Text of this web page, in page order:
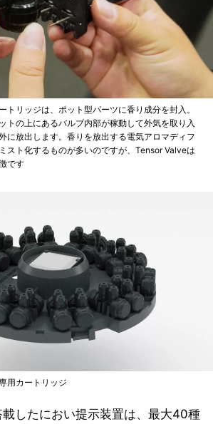
トリッジは、ポット型パーツに香り成分を封入。
トの上にあるバルブ内部が稼動して外気を取り入
に放出します。香りを放出する電気アロマディフ
スト化するものが多いのですが、Tensor Valveは
です
用カートリッジ
したにおい提示装置は、最大40種